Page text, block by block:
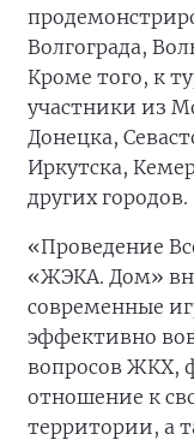
Волгограда,
Кроме того, к
участники из
Донецка,
Иркутска,
других городов.
«Проведение
«ЖЭКА. Дом»
современные
эффективно
вопросов ЖКХ,
отношение к
территории, а